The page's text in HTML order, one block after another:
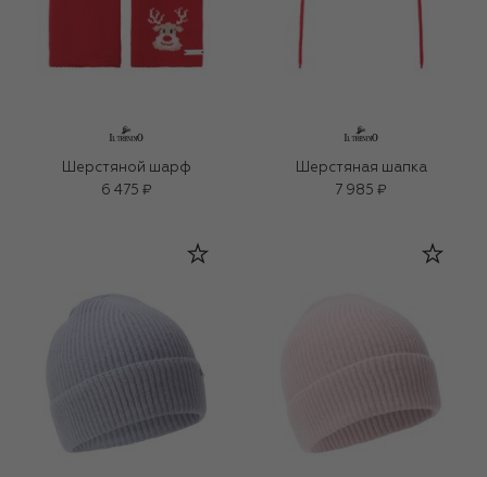
Шерстяной шарф
6 475 ₽
Шерстяная шапка
7 985 ₽